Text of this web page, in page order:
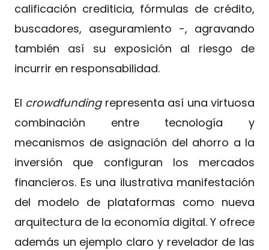
calificación crediticia, fórmulas de crédito,
buscadores, aseguramiento -, agravando
también así su exposición al riesgo de
incurrir en responsabilidad.
El crowdfunding representa así una virtuosa
combinación entre tecnología y
mecanismos de asignación del ahorro a la
inversión que configuran los mercados
financieros. Es una ilustrativa manifestación
del modelo de plataformas como nueva
arquitectura de la economía digital. Y ofrece
además un ejemplo claro y revelador de las